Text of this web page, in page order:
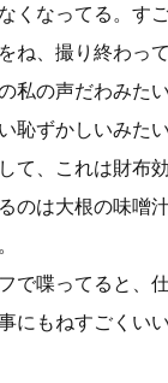
くなってる。す
ね、撮り終わっ
私の声だわみたい
恥ずかしいみた
て、これは財布
のは大根の味噌
で喋ってると、仕
にもねすごくい